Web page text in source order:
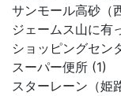
サンモール高砂（
ジェームス山に有
ショッピングセ
スーパー便所 (1)
スターレーン（姫